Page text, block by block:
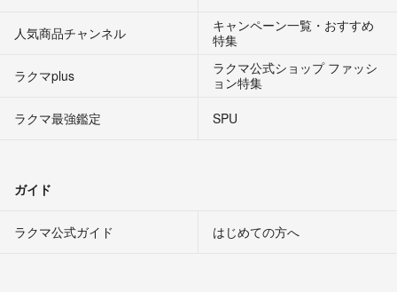
人気商品チャンネル
キャンペーン一覧・おすすめ
特集
ラクマplus
ラクマ公式ショップ ファッシ
ョン特集
ラクマ最強鑑定
SPU
ガイド
ラクマ公式ガイド はじめての方へ